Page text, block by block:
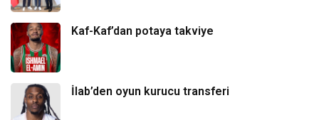
Kaf-Kaf’dan potaya takviye
İlab’den oyun kurucu transferi